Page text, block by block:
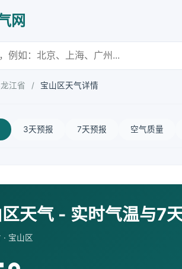
网
江省 / 宝山区天气详情
3天预报 7天预报 空气质量
天气 - 实时气温与7
宝山区